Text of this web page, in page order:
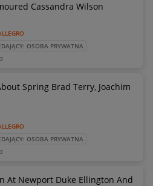
Cassandra Wilson
OSOBA PRYWATNA
Spring Brad Terry, Joachim
OSOBA PRYWATNA
At Newport Duke Ellington And